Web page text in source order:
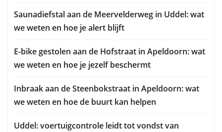
Saunadiefstal aan de Meervelderweg in Uddel: wat
we weten en hoe je alert blijft
E-bike gestolen aan de Hofstraat in Apeldoorn: wat
we weten en hoe je jezelf beschermt
Inbraak aan de Steenbokstraat in Apeldoorn: wat
we weten en hoe de buurt kan helpen
Uddel: voertuigcontrole leidt tot vondst van